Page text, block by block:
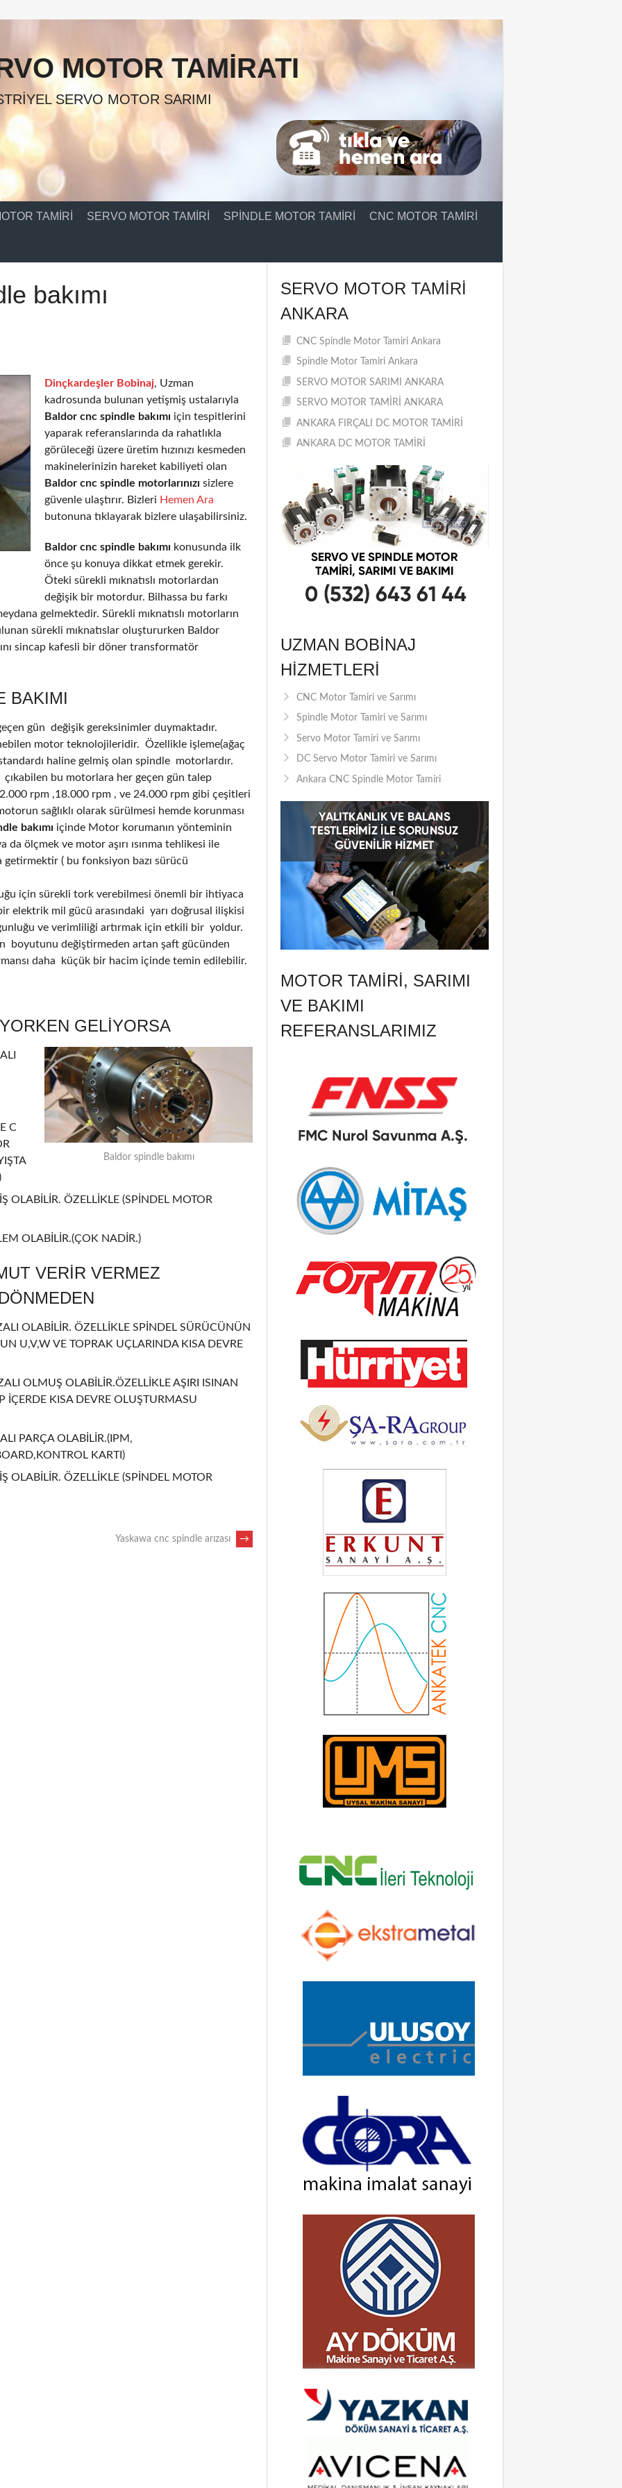
MOTOR TAMIRATI
SERVO MOTOR SARIMI
TAMIRI SERVO MOTOR TAMIRI SPINDLE MOTOR TAMIRI CNC MOTOR TAMIRI
bakımı
Dinçkardeşler Bobinaj, Uzman
kadrosunda bulunan yetişmiş ustalarıyla
Baldor cnc spindle bakımı için tespitlerini
yaparak referanslarında da rahatlıkla
görüleceği üzere üretim hızınızı kesmeden
makinelerinizin hareket kabiliyeti olan
Baldor cnc spindle motorlarınızı sizlere
güvenle ulaştırır. Bizleri Hemen Ara
butonuna tıklayarak bizlere ulaşabilirsiniz.
Baldor cnc spindle bakımı konusunda ilk
önce şu konuya dikkat etmek gerekir.
Öteki sürekli mıknatıslı motorlardan
değişik bir motordur. Bilhassa bu farkı
gelmektedir. Sürekli mıknatıslı motorların
sürekli mıknatıslar oluştururken Baldor
sincap kafesli bir döner transformatör
BAKIMI
gün değişik gereksinimler duymaktadır.
motor teknolojileridir. Özellikle işleme(ağaç
haline gelmiş olan spindle motorlardır.
bu motorlara her geçen gün talep
rpm ,18.000 rpm , ve 24.000 rpm gibi çeşitleri
sağlıklı olarak sürülmesi hemde korunması
bakımı içinde Motor korumanın yönteminin
da ölçmek ve motor aşırı ısınma tehlikesi ile
getirmektir ( bu fonksiyon bazı sürücü
için sürekli tork verebilmesi önemli bir ihtiyaca
elektrik mil gücü arasındaki yarı doğrusal ilişkisi
ve verimliliği artırmak için etkili bir yoldur.
boyutunu değiştirmeden artan şaft gücünden
daha küçük bir hacim içinde temin edilebilir.
GELİYORSA
Baldor spindle bakımı
C
OLABİLİR. ÖZELLİKLE (SPİNDEL MOTOR
OLABİLİR.(ÇOK NADİR.)
VERİR VERMEZ
OLABİLİR. ÖZELLİKLE SPİNDEL SÜRÜCÜNÜN
U,V,W VE TOPRAK UÇLARINDA KISA DEVRE
OLMUŞ OLABİLİR.ÖZELLİKLE AŞIRI ISINAN
İÇERDE KISA DEVRE OLUŞTURMASU
PARÇA OLABİLİR.(IPM,
KARTI)
OLABİLİR. ÖZELLİKLE (SPİNDEL MOTOR
Yaskawa cnc spindle arızası →
SERVO MOTOR TAMIRI
ANKARA
CNC Spindle Motor Tamiri Ankara
Spindle Motor Tamiri Ankara
SERVO MOTOR SARIMI ANKARA
SERVO MOTOR TAMİRİ ANKARA
ANKARA FIRÇALI DC MOTOR TAMİRİ
ANKARA DC MOTOR TAMİRİ
UZMAN BOBINAJ
HIZMETLERI
CNC Motor Tamiri ve Sarımı
Spindle Motor Tamiri ve Sarımı
Servo Motor Tamiri ve Sarımı
DC Servo Motor Tamiri ve Sarımı
Ankara CNC Spindle Motor Tamiri
MOTOR TAMIRI, SARIMI
VE BAKIMI
REFERANSLARIMIZ